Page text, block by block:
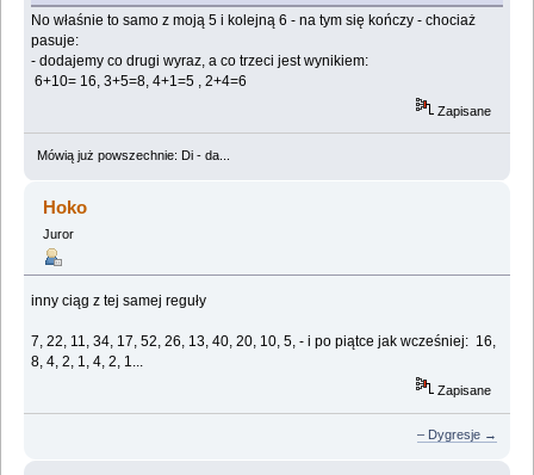
No właśnie to samo z moją 5 i kolejną 6 - na tym się kończy - chociaż
pasuje:
- dodajemy co drugi wyraz, a co trzeci jest wynikiem:
6+10= 16, 3+5=8, 4+1=5 , 2+4=6
Zapisane
Mówią już powszechnie: Di - da...
Hoko
Juror
inny ciąg z tej samej reguły
7, 22, 11, 34, 17, 52, 26, 13, 40, 20, 10, 5, - i po piątce jak wcześniej: 16,
8, 4, 2, 1, 4, 2, 1...
Zapisane
– Dygresje →